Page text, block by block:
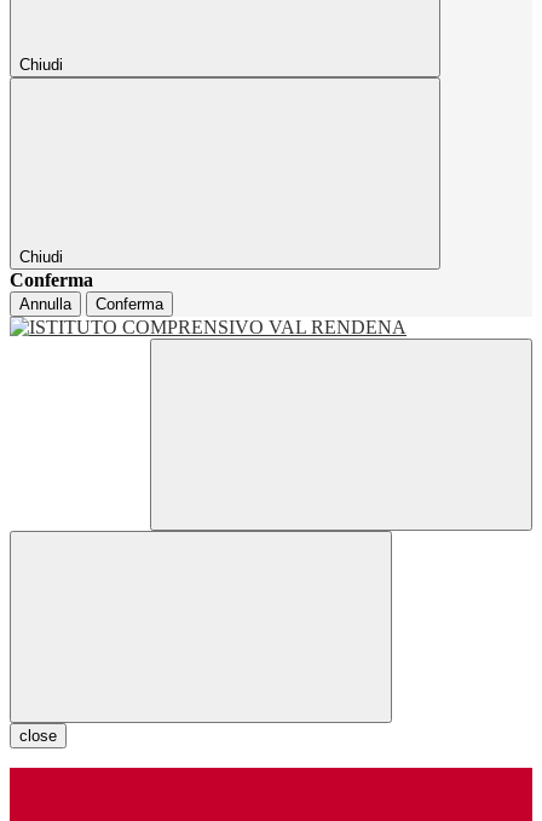
Chiudi
Chiudi
Conferma
Annulla Conferma
close